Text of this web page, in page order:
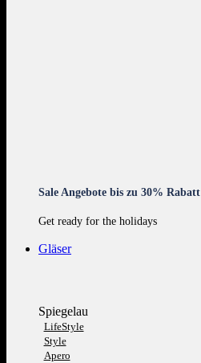
Sale Angebote bis zu 30% Rabatt
Get ready for the holidays
Gläser
Spiegelau
LifeStyle
Style
Apero